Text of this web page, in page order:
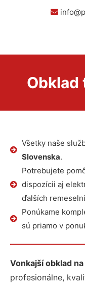
Obklad
Všetky naše
Slovenska.
Potrebujete
dispozícii aj
ďalších
Ponúkame
sú priamo v
Vonkajší obklad
profesionálne,